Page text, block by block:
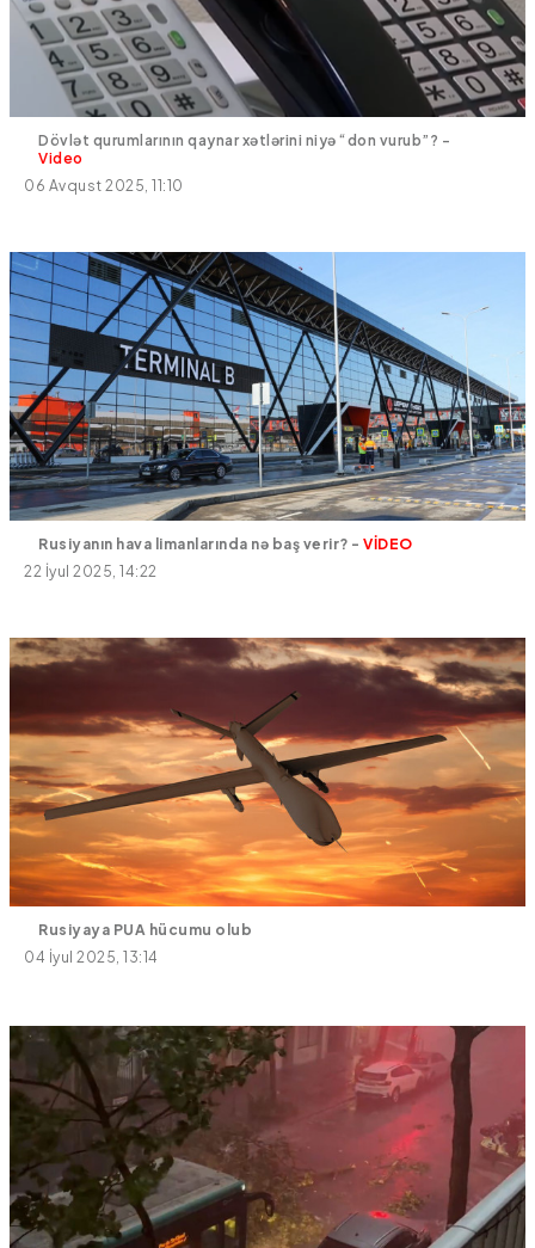
Dövlət qurumlarının qaynar xətlərini niyə “don vurub”? -
Video
06 Avqust 2025, 11:10
Rusiyanın hava limanlarında nə baş verir? - VİDEO
22 İyul 2025, 14:22
Rusiyaya PUA hücumu olub
04 İyul 2025, 13:14